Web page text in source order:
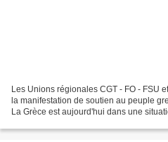
Les Unions régionales CGT - FO - FSU
la manifestation de soutien au peuple
La Grèce est aujourd'hui dans une